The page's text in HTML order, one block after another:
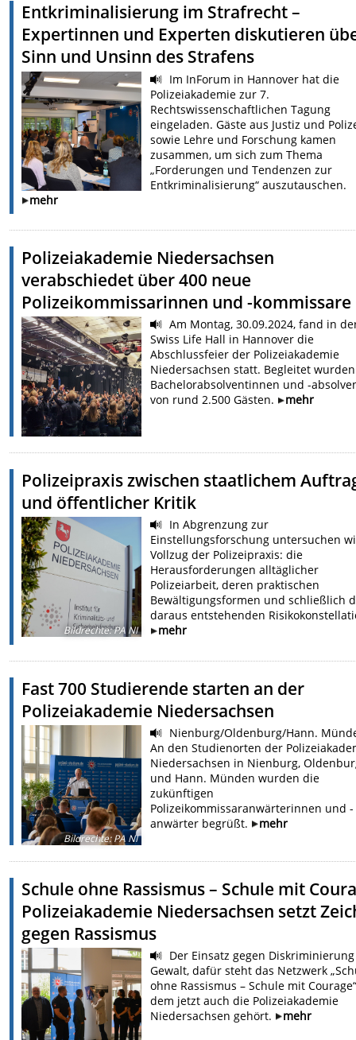
Entkriminalisierung im Strafrecht –
Expertinnen und Experten diskutieren
Sinn und Unsinn des Strafens
Im InForum in Hannover hat die
Polizeiakademie zur 7.
Rechtswissenschaftlichen Tagung
eingeladen. Gäste aus Justiz und
sowie Lehre und Forschung kamen
zusammen, um sich zum Thema
„Forderungen und Tendenzen zur
Entkriminalisierung“ auszutauschen.
mehr
Polizeiakademie Niedersachsen
verabschiedet über 400 neue
Polizeikommissarinnen und -kommissare
Am Montag, 30.09.2024, fand in
Swiss Life Hall in Hannover die
Abschlussfeier der Polizeiakademie
Niedersachsen statt. Begleitet
Bachelorabsolventinnen und -
von rund 2.500 Gästen.
mehr
Polizeipraxis zwischen staatlichem
und öffentlicher Kritik
Bildrechte:PA NI
In Abgrenzung zur
Einstellungsforschung untersuchen
Vollzug der Polizeipraxis: die
Herausforderungen alltäglicher
Polizeiarbeit, deren praktischen
Bewältigungsformen und schließlich
daraus entstehenden
mehr
Fast 700 Studierende starten an der
Polizeiakademie Niedersachsen
Bildrechte:PA NI
Nienburg/Oldenburg/Hann.
An den Studienorten der
Niedersachsen in Nienburg,
und Hann. Münden wurden die
zukünftigen
Polizeikommissaranwärterinnen und -
anwärter begrüßt.
mehr
Schule ohne Rassismus – Schule mit
Polizeiakademie Niedersachsen setzt
gegen Rassismus
Der Einsatz gegen
Gewalt, dafür steht das Netzwerk
ohne Rassismus – Schule mit
dem jetzt auch die Polizeiakademie
Niedersachsen gehört.
mehr